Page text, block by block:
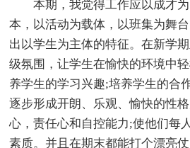
本期，我觉得工作应以成才
本，以活动为载体，以班集为舞
出以学生为主体的特征。在新学
级氛围，让学生在愉快的环境中
养学生的学习兴趣;培养学生的合
逐步形成开朗、乐观、愉快的性
心，责任心和自控能力;使他们每
素质。并且在期末都能打个漂亮仗